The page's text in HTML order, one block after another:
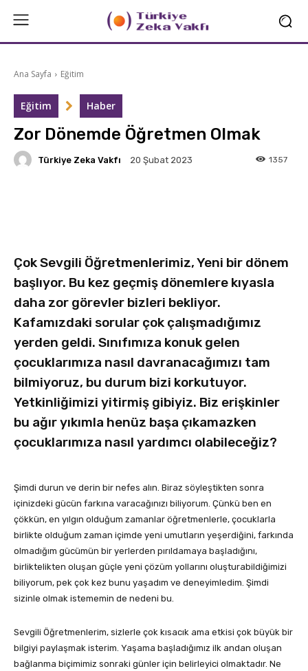
Ana Sayfa Eğitim
Eğitim Haber
Zor Dönemde Öğretmen Olmak
Türkiye Zeka Vakfı 20 Şubat 2023 1357
Çok Sevgili Öğretmenlerimiz, Yeni bir dönem
başlıyor. Bu kez geçmiş dönemlere kıyasla
daha zor görevler bizleri bekliyor.
Kafamızdaki sorular çok çalışmadığımız
yerden geldi. Sınıfımıza konuk gelen
çocuklarımıza nasıl davranacağımızı tam
bilmiyoruz, bu durum bizi korkutuyor.
Yetkinliğimizi yitirmiş gibiyiz. Biz erişkinler
bu ağır yıkımla henüz başa çıkamazken
çocuklarımıza nasıl yardımcı olabileceğiz?
Şimdi durun ve derin bir nefes alın. Biraz söyleştikten sonra
içinizdeki gücün farkına varacağınızı biliyorum. Çünkü ben en
çökkün, en yılgın olduğum zamanlar öğretmenlerle, çocuklarla
birlikte olduğum zaman içimde yeni umutların yeşerdiğini, farkında
olmadığım gücümün bir yerlerden pırıldamaya başladığını,
birliktelikten oluşan güçle yeni çözüm yollarını oluşturabildiğimizi
biliyorum, pek çok kez bunu yaşadım ve deneyimledim. Şimdi
sizinle olmak istememin de nedeni bu.
Sevgili Öğretmenlerim, sizlerle çok kısacık ama etkisi çok büyük bir
bilgiyi paylaşmak isterim. Yaşama başladığımız ilk andan oluşan
bağlanma biçimimiz sonraki günler için belirleyici olmaktadır. Ne